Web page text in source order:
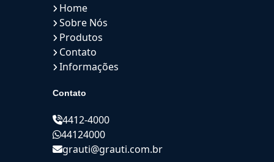
Home
Sobre Nós
Produtos
Contato
Informações
Contato
4412-4000
44124000
grauti@grauti.com.br